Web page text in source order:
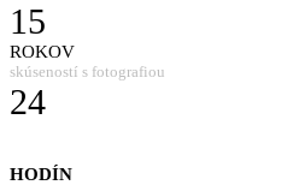
15
ROKOV
skúseností s fotografiou
24
HODÍN